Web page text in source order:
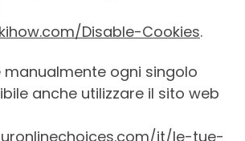
Disable-Cookies.
manualmente ogni singolo
anche utilizzare il sito web
it/le-tue-